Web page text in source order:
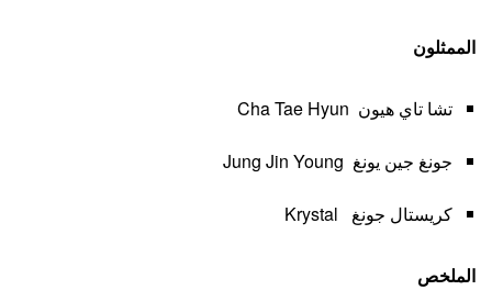
الممثلون
تشا تاي هيون Cha Tae Hyun
جونغ جين يونغ Jung Jin Young
كريستال جونغ Krystal
الملخص